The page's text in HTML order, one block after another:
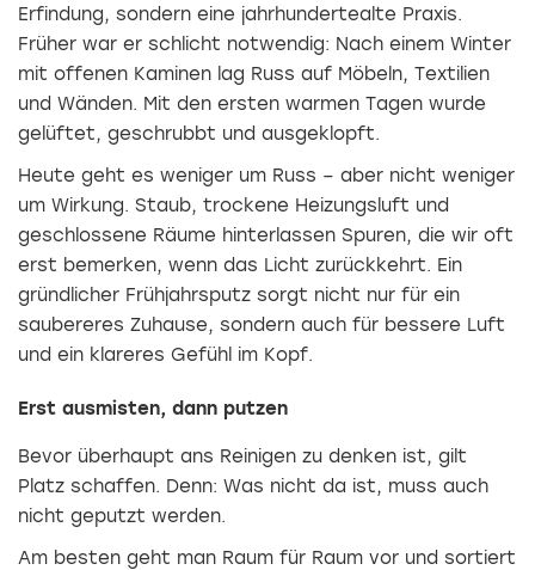
Erfindung, sondern eine jahrhundertealte Praxis.
Früher war er schlicht notwendig: Nach einem Winter
mit offenen Kaminen lag Russ auf Möbeln, Textilien
und Wänden. Mit den ersten warmen Tagen wurde
gelüftet, geschrubbt und ausgeklopft.
Heute geht es weniger um Russ – aber nicht weniger
um Wirkung. Staub, trockene Heizungsluft und
geschlossene Räume hinterlassen Spuren, die wir oft
erst bemerken, wenn das Licht zurückkehrt. Ein
gründlicher Frühjahrsputz sorgt nicht nur für ein
saubereres Zuhause, sondern auch für bessere Luft
und ein klareres Gefühl im Kopf.
Erst ausmisten, dann putzen
Bevor überhaupt ans Reinigen zu denken ist, gilt
Platz schaffen. Denn: Was nicht da ist, muss auch
nicht geputzt werden.
Am besten geht man Raum für Raum vor und sortiert